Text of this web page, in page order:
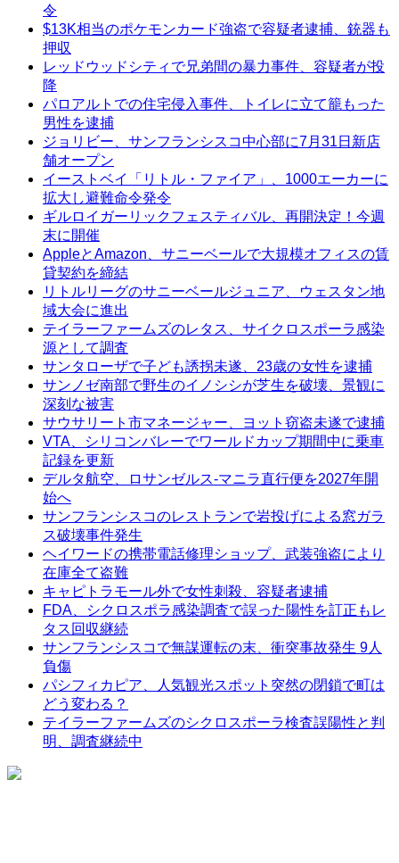
令
$13K相当のポケモンカード強盗で容疑者逮捕、銃器も
押収
レッドウッドシティで兄弟間の暴力事件、容疑者が投
降
パロアルトでの住宅侵入事件、トイレに立て籠もった
男性を逮捕
ジョリビー、サンフランシスコ中心部に7月31日新店
舗オープン
イーストベイ「リトル・ファイア」、1000エーカーに
拡大し避難命令発令
ギルロイガーリックフェスティバル、再開決定！今週
末に開催
AppleとAmazon、サニーベールで大規模オフィスの賃
貸契約を締結
リトルリーグのサニーベールジュニア、ウェスタン地
域大会に進出
テイラーファームズのレタス、サイクロスポーラ感染
源として調査
サンタローザで子ども誘拐未遂、23歳の女性を逮捕
サンノゼ南部で野生のイノシシが芝生を破壊、景観に
深刻な被害
サウサリート市マネージャー、ヨット窃盗未遂で逮捕
VTA、シリコンバレーでワールドカップ期間中に乗車
記録を更新
デルタ航空、ロサンゼルス-マニラ直行便を2027年開
始へ
サンフランシスコのレストランで岩投げによる窓ガラ
ス破壊事件発生
ヘイワードの携帯電話修理ショップ、武装強盗により
在庫全て盗難
キャピトラモール外で女性刺殺、容疑者逮捕
FDA、シクロスポラ感染調査で誤った陽性を訂正もレ
タス回収継続
サンフランシスコで無謀運転の末、衝突事故発生 9人
負傷
パシフィカピア、人気観光スポット突然の閉鎖で町は
どう変わる？
テイラーファームズのシクロスポーラ検査誤陽性と判
明、調査継続中